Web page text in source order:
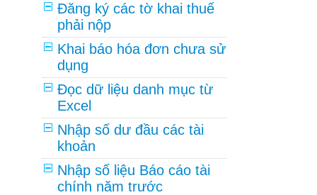
Đăng ký các tờ khai thuế
phải nộp
Khai báo hóa đơn chưa sử
dụng
Đọc dữ liệu danh mục từ
Excel
Nhập số dư đầu các tài
khoản
Nhập số liệu Báo cáo tài
chính năm trước